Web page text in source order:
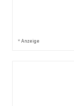
* Anzeige